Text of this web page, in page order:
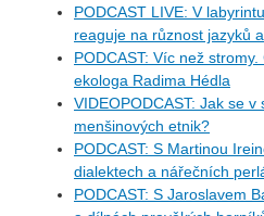
PODCAST LIVE: V
reaguje na různost jazyků
PODCAST: Víc než
ekologa Radima Hédla
VIDEOPODCAST: Jak se
menšinových etnik?
PODCAST: S Martinou
dialektech a nářečních
PODCAST: S Jaroslavem